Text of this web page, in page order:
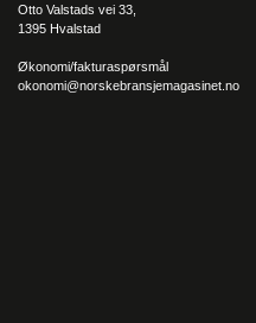
Otto Valstads vei 33,
1395 Hvalstad
Økonomi/fakturaspørsmål
okonomi@norskebransjemagasinet.no